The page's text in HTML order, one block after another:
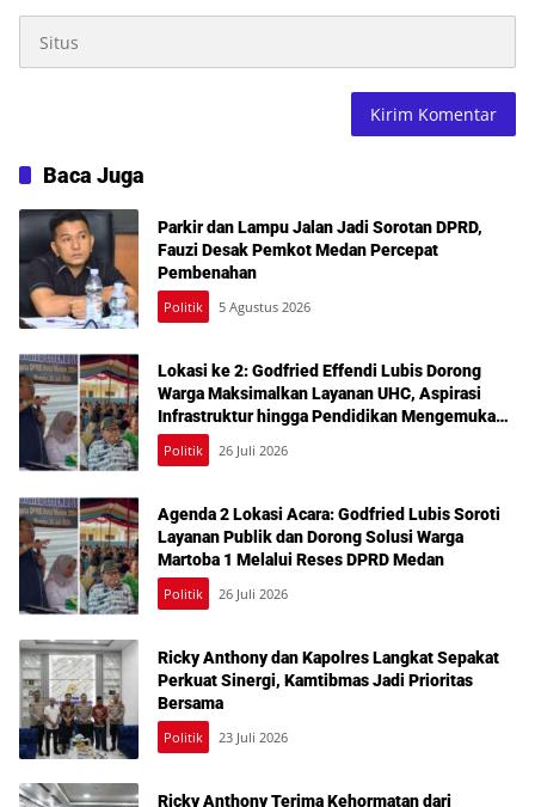
Baca Juga
Parkir dan Lampu Jalan Jadi Sorotan DPRD,
Fauzi Desak Pemkot Medan Percepat
Pembenahan
Politik 5 Agustus 2026
Lokasi ke 2: Godfried Effendi Lubis Dorong
Warga Maksimalkan Layanan UHC, Aspirasi
Infrastruktur hingga Pendidikan Mengemuka
dalam Reses Medan Amplas
Politik 26 Juli 2026
Agenda 2 Lokasi Acara: Godfried Lubis Soroti
Layanan Publik dan Dorong Solusi Warga
Martoba 1 Melalui Reses DPRD Medan
Politik 26 Juli 2026
Ricky Anthony dan Kapolres Langkat Sepakat
Perkuat Sinergi, Kamtibmas Jadi Prioritas
Bersama
Politik 23 Juli 2026
Ricky Anthony Terima Kehormatan dari